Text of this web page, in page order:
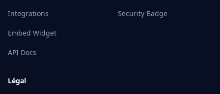
Integrations
Embed Widget
API Docs
Security Badge
Légal